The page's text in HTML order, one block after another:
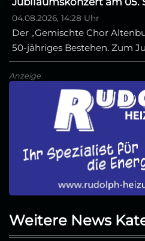
04.08.2026, 14:28 Uhr
Der „Gemischte Chor
50-jähriges Bestehen. Zum
Anzeige
Weitere News